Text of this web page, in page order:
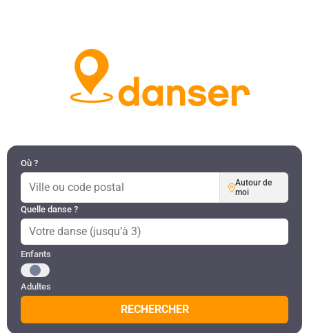
Où ?
Autour de
moi
Quelle danse ?
Public recherché
Enfants
Adultes
RECHERCHER